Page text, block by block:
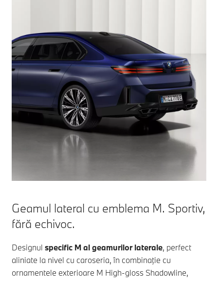
Geamul lateral cu emblema M. Sportiv,
fără echivoc.
Designul specific M al geamurilor laterale, perfect
aliniate la nivel cu caroseria, în combinaţie cu
ornamentele exterioare M High-gloss Shadowline,